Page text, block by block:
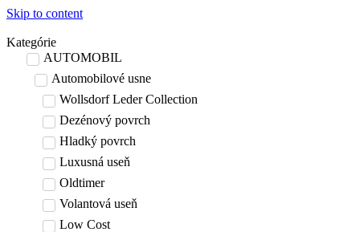
Skip to content
Kategórie
AUTOMOBIL
Automobilové usne
Wollsdorf Leder Collection
Dezénový povrch
Hladký povrch
Luxusná useň
Oldtimer
Volantová useň
Low Cost